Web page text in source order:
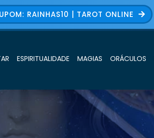
RAINHAS10 | TAROT ONLINE
ESPIRITUALIDADE MAGIAS ORÁCULOS